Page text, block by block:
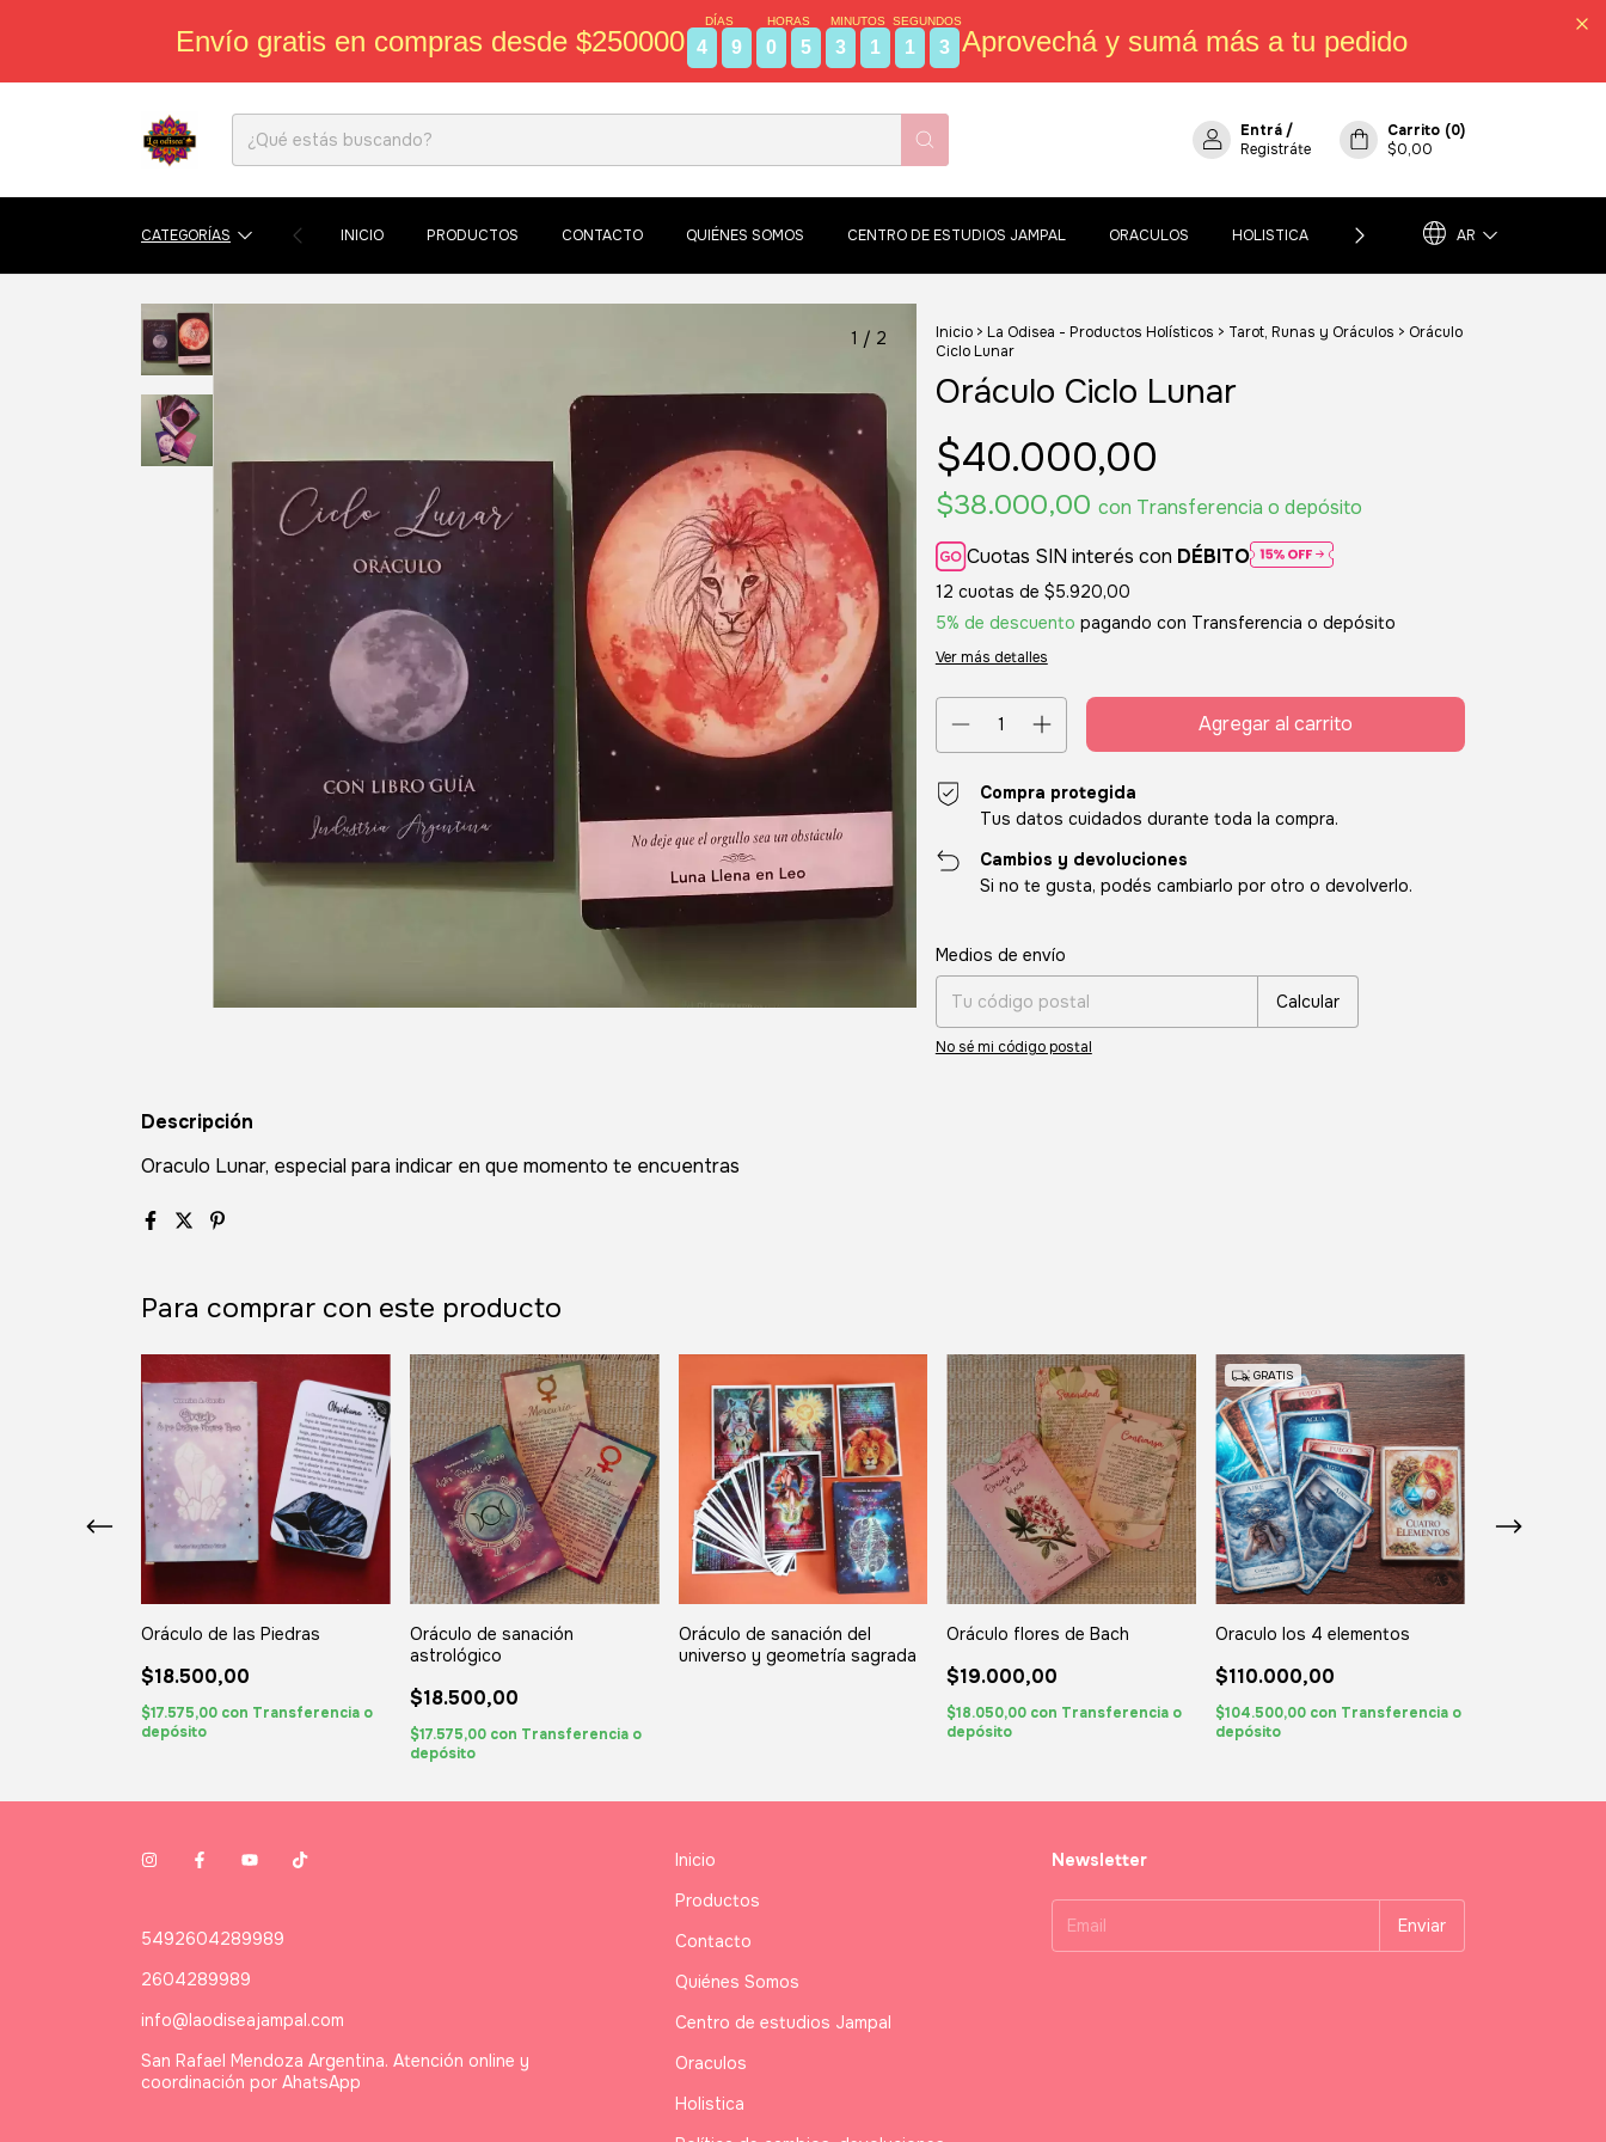
Envío gratis en compras desde $250000
DÍAS
4 9
HORAS
0 5
MINUTOS
3 1
SEGUNDOS
1 2 Aprovechá y sumá más a tu pedido
Entrá /
Registráte
Carrito (0)
$0,00
CATEGORÍAS INICIO PRODUCTOS CONTACTO QUIÉNES SOMOS CENTRO DE ESTUDIOS JAMPAL ORACULOS HOLISTICA POLÍTICA DE CAMBIOS,
AR
1 / 2 Inicio > La Odisea - Productos Holísticos > Tarot, Runas y Oráculos > Oráculo
Ciclo Lunar
Oráculo Ciclo Lunar
$40.000,00
$38.000,00 con Transferencia o depósito
Cuotas SIN interés con DÉBITO
12 cuotas de $5.920,00
5% de descuento pagando con Transferencia o depósito
Ver más detalles
Compra protegida
Tus datos cuidados durante toda la compra.
Cambios y devoluciones
Si no te gusta, podés cambiarlo por otro o devolverlo.
Entregas para el CP:
Medios de envío
Calcular
No sé mi código postal
Descripción
Oraculo Lunar, especial para indicar en que momento te encuentras
Para comprar con este producto
Oráculo de las Piedras
$18.500,00
$17.575,00 con Transferencia o
depósito
Oráculo de sanación
astrológico
$18.500,00
$17.575,00 con Transferencia o
depósito
Oráculo de sanación del
universo y geometría sagrada
Oráculo flores de Bach
$19.000,00
$18.050,00 con Transferencia o
depósito
GRATIS
Oraculo los 4 elementos
$110.000,00
$104.500,00 con Transferencia o
depósito
5492604289989
2604289989
info@laodiseajampal.com
San Rafael Mendoza Argentina. Atención online y
coordinación por AhatsApp
Inicio
Productos
Contacto
Quiénes Somos
Centro de estudios Jampal
Oraculos
Holistica
Newsletter